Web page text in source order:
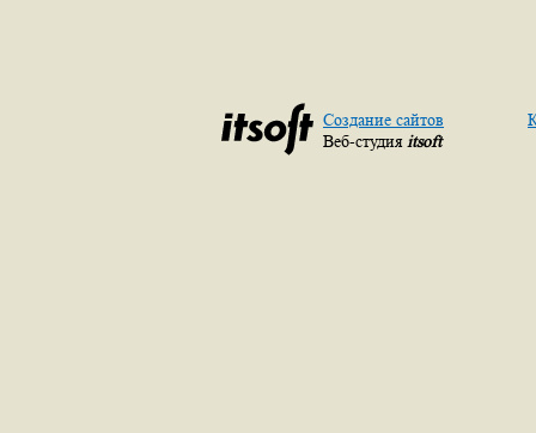
Создание сайтов
Веб-студия itsoft